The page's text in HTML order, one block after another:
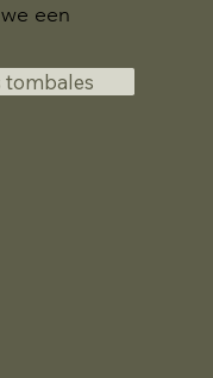
een
tombales